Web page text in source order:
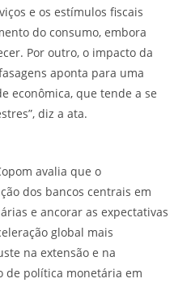
e os estímulos fiscais
do consumo, embora
Por outro, o impacto da
aponta para uma
econômica, que tende a se
diz a ata.
avalia que o
dos bancos centrais em
e ancorar as expectativas
global mais
na extensão e na
de política monetária em